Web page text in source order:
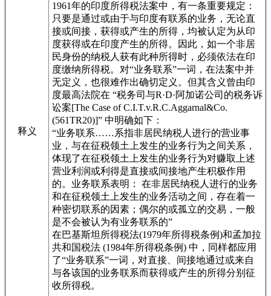
释义
1961年的印度所得税法案中，有一条重要规定：
只要是通过或由于与印度有联系的业务，无论直
接或间接，获得或产生的所得，均被认定为从印
度获得或在印度产生的所得。因此，如一个非居
民身份的纳税人获有此种所得时，必须依法在印
度缴纳所得税。对“业务联系”一词，在法案中并
无定义，也很难作出确切定义。但其含义曾由印
度最高法院在 “税务司与R·D·阿加诺公司的税务诉
讼案[The Case of C.I.T.v.R.C.Aggarnal&Co.
(561TR20)]” 中明确如下：
“业务联系……系指非居民纳税人进行的营业事
业，与在征税领土上发生的业务行为之间关系，
体现了在征税领土上发生的业务行为对赚取上述
营业利润或利得是直接或间接地产生积极作用
的。业务联系表明： 在非居民纳税人进行的业务
和在征税领土上发生的业务活动之间，存在着一
种密切联系的因素；偶尔的或孤立的交易，一般
是不会被认为有业务联系的”
在巴基斯坦所得税法(1979年所得税条例)和孟加拉
共和国税法 (1984年所得税条例) 中，同样都应用
了“业务联系”一词，对直接、间接地通过或来自
与各该国的业务联系而获得或产生的所得分别征
收所得税。